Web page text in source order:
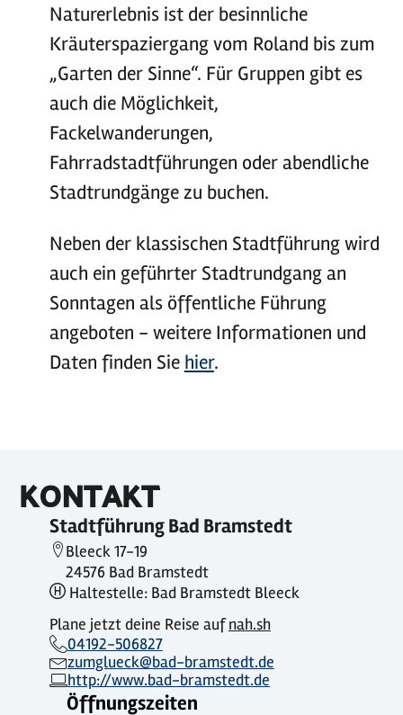
Naturerlebnis ist der besinnliche
Kräuterspaziergang vom Roland bis zum
„Garten der Sinne“. Für Gruppen gibt es
auch die Möglichkeit,
Fackelwanderungen,
Fahrradstadtführungen oder abendliche
Stadtrundgänge zu buchen.
Neben der klassischen Stadtführung wird
auch ein geführter Stadtrundgang an
Sonntagen als öffentliche Führung
angeboten - weitere Informationen und
Daten finden Sie hier.
KONTAKT
Stadtführung Bad Bramstedt
Bleeck 17-19
24576 Bad Bramstedt
Haltestelle: Bad Bramstedt Bleeck
Plane jetzt deine Reise aufnah.sh
04192-506827
zumglueck@bad-bramstedt.de
http://www.bad-bramstedt.de
Öffnungszeiten